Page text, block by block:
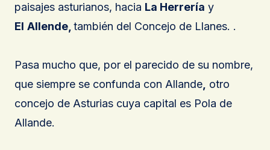
paisajes asturianos, hacia La Herrería y
El Allende, también del Concejo de Llanes. .
Pasa mucho que, por el parecido de su nombre,
que siempre se confunda con Allande otro
concejo de Asturias cuya capital es Pola de
Allande.